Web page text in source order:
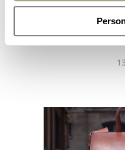
SAC À DOS